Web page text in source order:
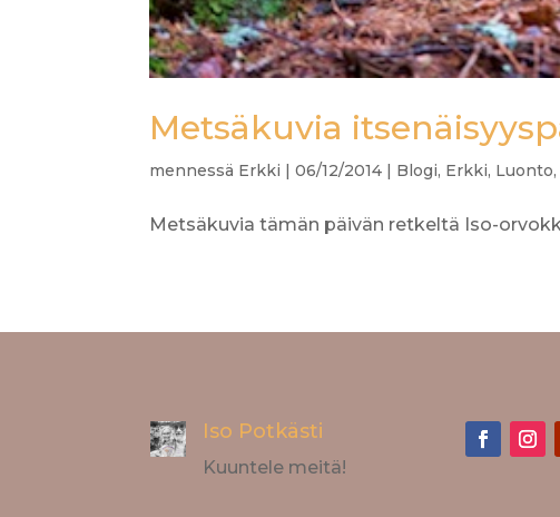
Metsäkuvia
mennessä Erkki |06/12/2014 | Blogi, Erkki, Luonto,
Metsäkuvia tämän päivän retkeltä Iso-
Iso Potkästi
Kuuntele meitä!